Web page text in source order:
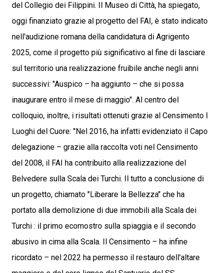
del Collegio dei Filippini. Il Museo di Città, ha spiegato,
oggi finanziato grazie al progetto del FAI, è stato indicato
nell'audizione romana della candidatura di Agrigento
2025, come il progetto più significativo al fine di lasciare
sul territorio una realizzazione fruibile anche negli anni
successivi: "Auspico – ha aggiunto – che si possa
inaugurare entro il mese di maggio". Al centro del
colloquio, inoltre, i risultati ottenuti grazie al Censimento I
Luoghi del Cuore: "Nel 2016, ha infatti evidenziato il Capo
delegazione – grazie alla raccolta voti nel Censimento
del 2008, il FAI ha contribuito alla realizzazione del
Belvedere sulla Scala dei Turchi. Il tutto a conclusione di
un progetto, chiamato "Liberare la Bellezza" che ha
portato alla demolizione di due immobili alla Scala dei
Turchi : il primo ecomostro sulla spiaggia e il secondo
abusivo in cima alla Scala. Il Censimento – ha infine
ricordato – nel 2022 ha permesso il restauro dell'altare